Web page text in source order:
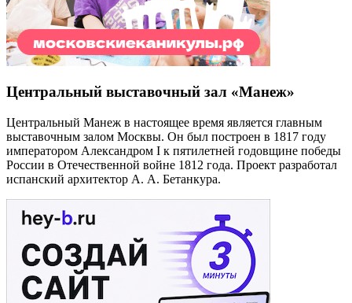
Центральный выставочный зал «Манеж»
Центральный Манеж в настоящее время является главным
выставочным залом Москвы. Он был построен в 1817 году
императором Александром I к пятилетней годовщине победы
России в Отечественной войне 1812 года. Проект разработал
испанский архитектор А. А. Бетанкура.